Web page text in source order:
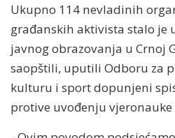
Ukupno 114 nevladinih
građanskih aktivista stalo je
javnog obrazovanja u Crnoj
saopštili, uputili Odboru za
kulturu i sport dopunjeni
protive uvođenju vjeronauke